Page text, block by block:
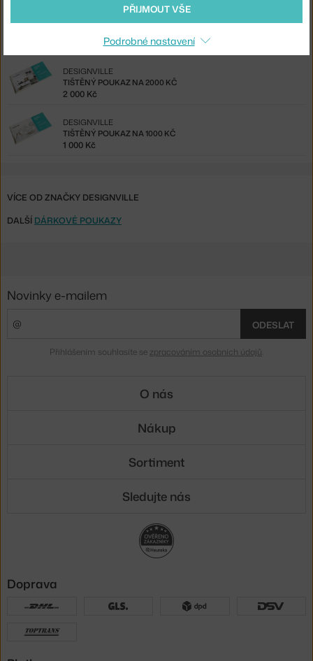
DESIGNVILLE
TIŠTĚNÝ POUKAZ NA 2000 KČ
DESIGNVILLE
2 000 Kč
TIŠTĚNÝ POUKAZ NA 1000 KČ
DESIGNVILLE
1 000 Kč
VÍCE OD ZNAČKY DESIGNVILLE
DALŠÍ DÁRKOVÉ POUKAZY
PŘIJMOUT VŠE
Podrobné nastavení
Novinky e-mailem
ODESLAT
Přihlášením souhlasíte se zpracováním osobních údajů
O nás
Nákup
Sortiment
Sledujte nás
Doprava